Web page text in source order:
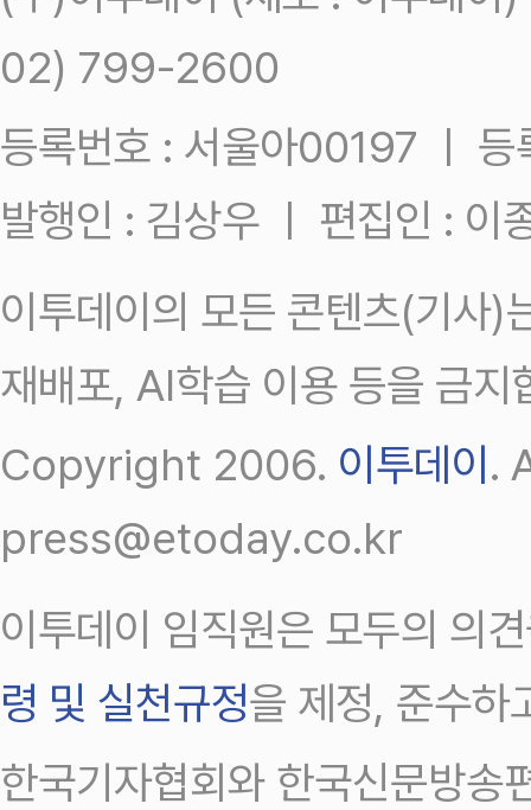
02) 799-2600
등록번호 : 서울아00197 ㅣ
발행인 : 김상우 ㅣ 편집인 : 이
이투데이의 모든 콘텐츠(기사)
재배포, AI학습 이용 등을 금지
Copyright 2006. 이투데이.
press@etoday.co.kr
이투데이 임직원은 모두의 의
령 및 실천규정을 제정, 준수하
한국기자협회와 한국신문방송